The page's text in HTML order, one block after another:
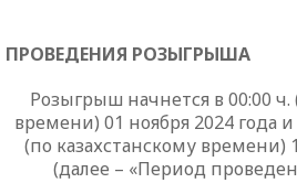
3.
ПРОВЕДЕНИЯ РОЗЫГРЫША
Розыгрыш начнется в 00:00 ч.
времени) 01 ноября 2024 года
(по казахстанскому времени)
(далее – «Период